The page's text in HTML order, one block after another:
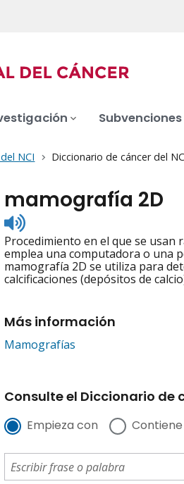
NCI Diccionario de cáncer del
mamografía 2D
Listen
to
pronunciation
Procedimiento en el que se usan
emplea una computadora o una
mamografía 2D se utiliza para
calcificaciones (depósitos de
Más información
Mamografías
Consulte el Diccionario de
Empieza con Contiene